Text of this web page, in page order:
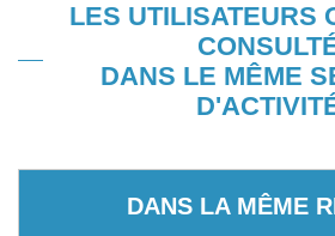
LES UTILISATEURS
DANS LE MÊME
DANS LA MÊME